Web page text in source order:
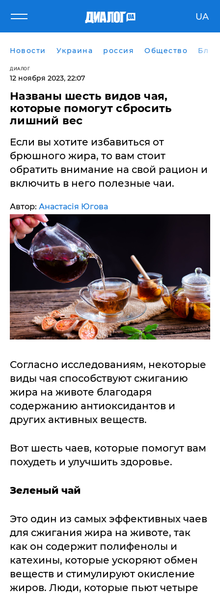
UA
Новости Украина россия Общество
ДИАЛОГ
12 ноября 2023, 22:07
Названы шесть видов чая,
которые помогут сбросить
лишний вес
​Если вы хотите избавиться от
брюшного жира, то вам стоит
обратить внимание на свой рацион и
включить в него полезные чаи.
Автор: Анастасія Югова
Согласно исследованиям, некоторые
виды чая способствуют сжиганию
жира на животе благодаря
содержанию антиоксидантов и
других активных веществ.
Вот шесть чаев, которые помогут вам
похудеть и улучшить здоровье.
Зеленый чай
Это один из самых эффективных чаев
для сжигания жира на животе, так
как он содержит полифенолы и
катехины, которые ускоряют обмен
веществ и стимулируют окисление
жиров. Люди, которые пьют четыре